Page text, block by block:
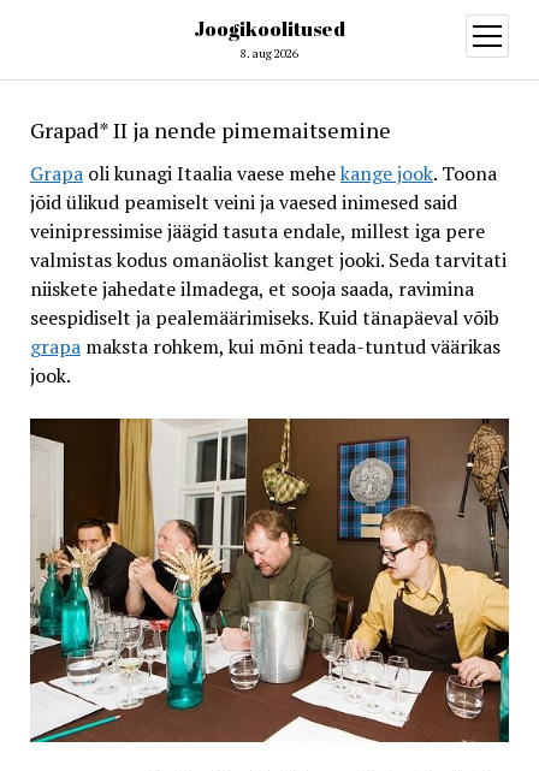
Joogikoolitused
8. aug 2026
open
menu
Grapad* II ja nende pimemaitsemine
Grapaoli kunagi Itaalia vaese mehekange jook. Toona
jõid ülikud peamiselt veini ja vaesed inimesed said
veinipressimise jäägid tasuta endale, millest iga pere
valmistas kodus omanäolist kanget jooki. Seda tarvitati
niiskete jahedate ilmadega, et sooja saada, ravimina
seespidiselt ja pealemäärimiseks. Kuid tänapäeval võib
grapamaksta rohkem, kui mõni teada-tuntud väärikas
jook.